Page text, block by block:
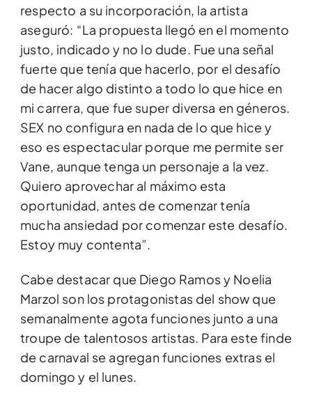
respecto a su incorporación, la artista
aseguró: “La propuesta llegó en el momento
justo, indicado y no lo dude. Fue una señal
fuerte que tenía que hacerlo, por el desafío
de hacer algo distinto a todo lo que hice en
mi carrera, que fue super diversa en géneros.
SEX no configura en nada de lo que hice y
eso es espectacular porque me permite ser
Vane, aunque tenga un personaje a la vez.
Quiero aprovechar al máximo esta
oportunidad, antes de comenzar tenía
mucha ansiedad por comenzar este desafío.
Estoy muy contenta”.
Cabe destacar que Diego Ramos y Noelia
Marzol son los protagonistas del show que
semanalmente agota funciones junto a una
troupe de talentosos artistas. Para este finde
de carnaval se agregan funciones extras el
domingo y el lunes.